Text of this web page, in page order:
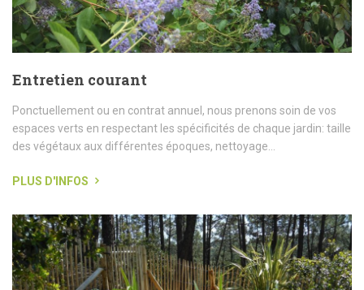
Entretien courant
Ponctuellement ou en contrat annuel, nous prenons soin de vos
espaces verts en respectant les spécificités de chaque jardin: taille
des végétaux aux différentes époques, nettoyage...
PLUS D'INFOS